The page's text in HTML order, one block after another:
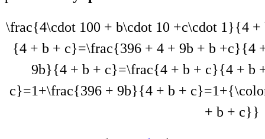
\frac{4\cdot 100 + b\cdot 10 +c\cdot 1}{4
{4 + b + c}=\frac{396 + 4 + 9b + b +c}{4
9b}{4 + b + c}=\frac{4 + b + c}{4 + b
c}=1+\frac{396 + 9b}{4 + b +
+ b + c}}